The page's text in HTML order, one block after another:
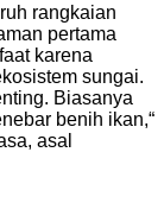
rangkaian
pertama
karena
sungai.
Biasanya
benih ikan,“
asal